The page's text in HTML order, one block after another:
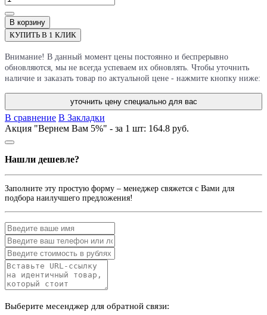
В корзину
КУПИТЬ В 1 КЛИК
Внимание! В данный момент цены постоянно и беспрерывно
обновляются, мы не всегда успеваем их обновлять. Чтобы уточнить
наличие и заказать товар по актуальной цене - нажмите кнопку ниже:
уточнить цену специально для вас
В сравнение В Закладки
Акция "Вернем Вам 5%" - за 1 шт: 164.8 руб.
Нашли дешевле?
Заполните эту простую форму – менеджер свяжется с Вами для
подбора наилучшего предложения!
Выберите месенджер для обратной связи: